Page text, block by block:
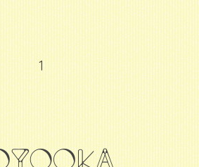
1